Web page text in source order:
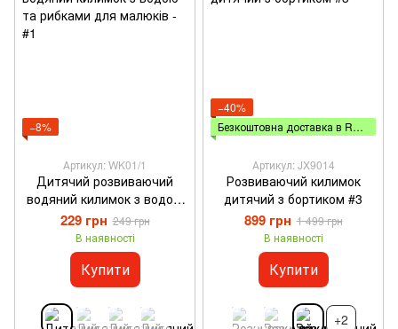
−8%
Артикул: WK01/1
Дитячий розвиваючий
водяний килимок з водою
та рибками для малюків -
#1
229 грн 249 грн
В наявності
Купити
−40%
Безкоштовна доставка в ROZETKA
Артикул: JX9014
Розвиваючий килимок
дитячий з бортиком #3
899 грн 1 499 грн
В наявності
Купити
+2